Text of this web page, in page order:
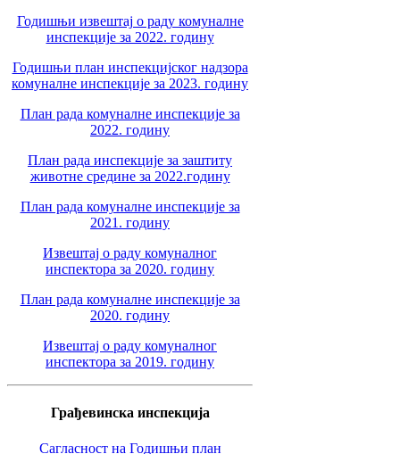
Годишњи извештај о раду комуналне
инспекције за 2022. годину
Годишњи план инспекцијског надзора
комуналне инспекције за 2023. годину
План рада комуналне инспекције за
2022. годину
План рада инспекције за заштиту
животне средине за 2022.годину
План рада комуналне инспекције за
2021. годину
Извештај о раду комуналног
инспектора за 2020. годину
План рада комуналне инспекције за
2020. годину
Извештај о раду комуналног
инспектора за 2019. годину
Грађевинска инспекција
Сагласност на Годишњи план